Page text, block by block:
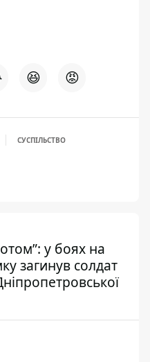
😆 😡
СУСПІЛЬСТВО
у боях на
загинув солдат